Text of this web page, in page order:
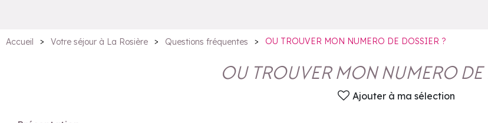
Accueil > Votre séjour à La Rosière > Questions fréquentes > OU TROUVER MON NUMERO DE DOSSIER ?
OU TROUVER MON NUMERO DE
Ajouter à ma sélection